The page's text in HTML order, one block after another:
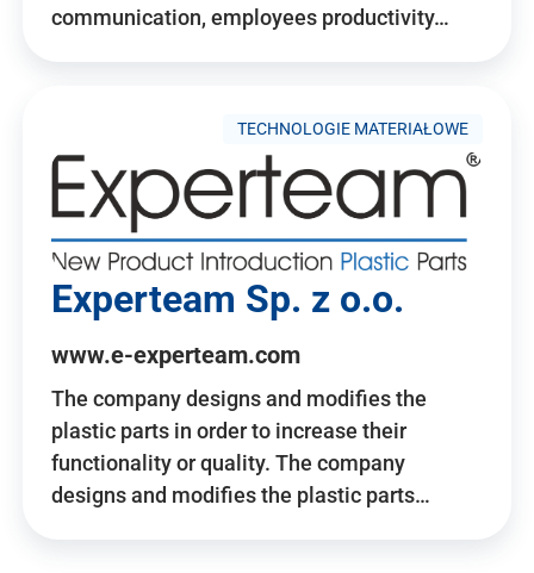
communication, employees productivity…
TECHNOLOGIE MATERIAŁOWE
Experteam Sp. z o.o.
www.e-experteam.com
The company designs and modifies the
plastic parts in order to increase their
functionality or quality. The company
designs and modifies the plastic parts…